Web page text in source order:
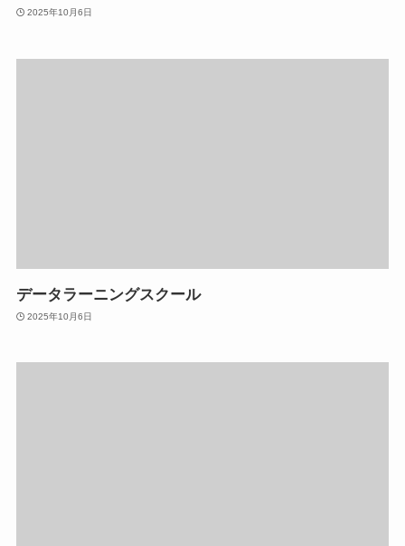
2025年10月6日
データラーニングスクール
2025年10月6日